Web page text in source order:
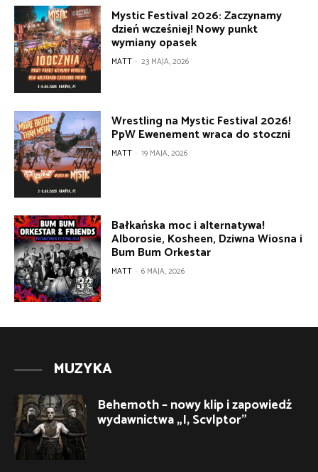
Mystic Festival 2026: Zaczynamy
dzień wcześniej! Nowy punkt
wymiany opasek
MATT - 23 MAJA, 2026
Wrestling na Mystic Festival 2026!
PpW Ewenement wraca do stoczni
MATT - 19 MAJA, 2026
Bałkańska moc i alternatywa!
Alborosie, Kosheen, Dziwna Wiosna i
Bum Bum Orkestar
MATT - 6 MAJA, 2026
MUZYKA
Behemoth – nowy klip i zapowiedź
wydawnictwa „I, Scvlptor”